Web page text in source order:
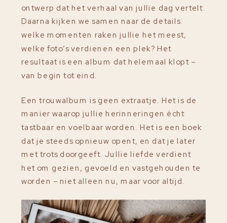
ontwerp dat het verhaal van jullie dag vertelt.
Daarna kijken we samen naar de details:
welke momenten raken jullie het meest,
welke foto’s verdienen een plek? Het
resultaat is een album dat helemaal klopt –
van begin tot eind.
Een trouwalbum is geen extraatje. Het is de
manier waarop jullie herinneringen écht
tastbaar en voelbaar worden. Het is een boek
dat je steeds opnieuw opent, en dat je later
met trots doorgeeft. Jullie liefde verdient
het om gezien, gevoeld en vastgehouden te
worden – niet alleen nu, maar voor altijd.